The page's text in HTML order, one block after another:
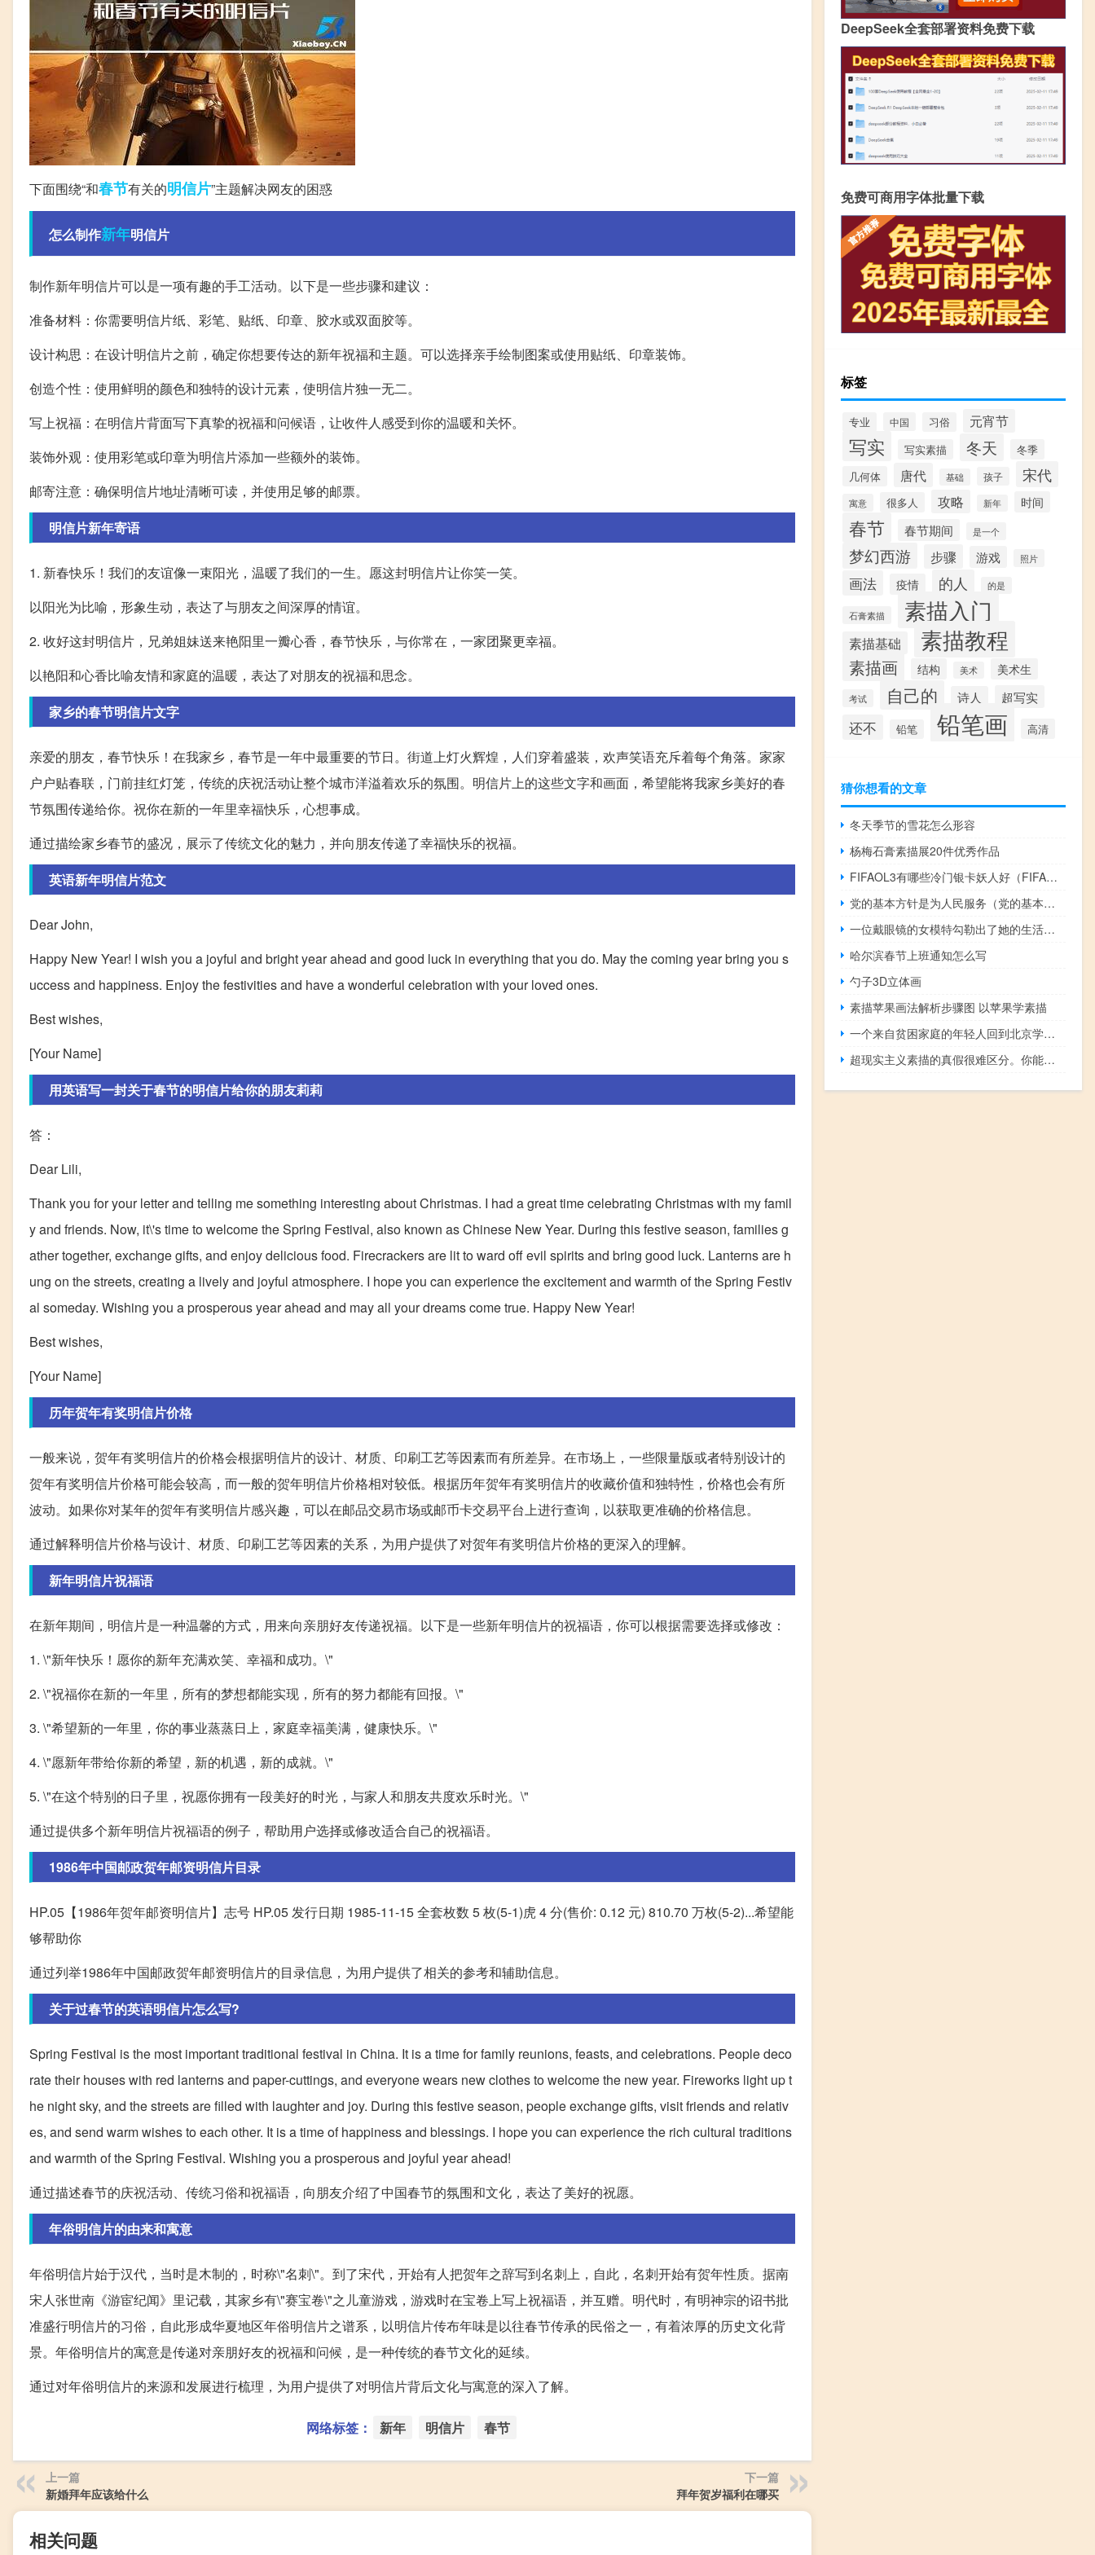
下面围绕“和春节有关的明信片”主题解决网友的困惑
怎么制作新年明信片
制作新年明信片可以是一项有趣的手工活动。以下是一些步骤和建议：
准备材料：你需要明信片纸、彩笔、贴纸、印章、胶水或双面胶等。
设计构思：在设计明信片之前，确定你想要传达的新年祝福和主题。可以选择亲手绘制图案或使用贴纸、印章装饰。
创造个性：使用鲜明的颜色和独特的设计元素，使明信片独一无二。
写上祝福：在明信片背面写下真挚的祝福和问候语，让收件人感受到你的温暖和关怀。
装饰外观：使用彩笔或印章为明信片添加一些额外的装饰。
邮寄注意：确保明信片地址清晰可读，并使用足够的邮票。
明信片新年寄语
1. 新春快乐！我们的友谊像一束阳光，温暖了我们的一生。愿这封明信片让你笑一笑。
以阳光为比喻，形象生动，表达了与朋友之间深厚的情谊。
2. 收好这封明信片，兄弟姐妹送来艳阳里一瓣心香，春节快乐，与你常在，一家团聚更幸福。
以艳阳和心香比喻友情和家庭的温暖，表达了对朋友的祝福和思念。
家乡的春节明信片文字
亲爱的朋友，春节快乐！在我家乡，春节是一年中最重要的节日。街道上灯火辉煌，人们穿着盛装，欢声笑语充斥着每个角落。家家
户户贴春联，门前挂红灯笼，传统的庆祝活动让整个城市洋溢着欢乐的氛围。明信片上的这些文字和画面，希望能将我家乡美好的春
节氛围传递给你。祝你在新的一年里幸福快乐，心想事成。
通过描绘家乡春节的盛况，展示了传统文化的魅力，并向朋友传递了幸福快乐的祝福。
英语新年明信片范文
Dear John,
Happy New Year! I wish you a joyful and bright year ahead and good luck in everything that you do. May the coming year bring you s
uccess and happiness. Enjoy the festivities and have a wonderful celebration with your loved ones.
Best wishes,
[Your Name]
用英语写一封关于春节的明信片给你的朋友莉莉
答：
Dear Lili,
Thank you for your letter and telling me something interesting about Christmas. I had a great time celebrating Christmas with my famil
y and friends. Now, it\'s time to welcome the Spring Festival, also known as Chinese New Year. During this festive season, families g
ather together, exchange gifts, and enjoy delicious food. Firecrackers are lit to ward off evil spirits and bring good luck. Lanterns are h
ung on the streets, creating a lively and joyful atmosphere. I hope you can experience the excitement and warmth of the Spring Festiv
al someday. Wishing you a prosperous year ahead and may all your dreams come true. Happy New Year!
Best wishes,
[Your Name]
历年贺年有奖明信片价格
一般来说，贺年有奖明信片的价格会根据明信片的设计、材质、印刷工艺等因素而有所差异。在市场上，一些限量版或者特别设计的
贺年有奖明信片价格可能会较高，而一般的贺年明信片价格相对较低。根据历年贺年有奖明信片的收藏价值和独特性，价格也会有所
波动。如果你对某年的贺年有奖明信片感兴趣，可以在邮品交易市场或邮币卡交易平台上进行查询，以获取更准确的价格信息。
通过解释明信片价格与设计、材质、印刷工艺等因素的关系，为用户提供了对贺年有奖明信片价格的更深入的理解。
新年明信片祝福语
在新年期间，明信片是一种温馨的方式，用来向亲朋好友传递祝福。以下是一些新年明信片的祝福语，你可以根据需要选择或修改：
1. \"新年快乐！愿你的新年充满欢笑、幸福和成功。\"
2. \"祝福你在新的一年里，所有的梦想都能实现，所有的努力都能有回报。\"
3. \"希望新的一年里，你的事业蒸蒸日上，家庭幸福美满，健康快乐。\"
4. \"愿新年带给你新的希望，新的机遇，新的成就。\"
5. \"在这个特别的日子里，祝愿你拥有一段美好的时光，与家人和朋友共度欢乐时光。\"
通过提供多个新年明信片祝福语的例子，帮助用户选择或修改适合自己的祝福语。
1986年中国邮政贺年邮资明信片目录
HP.05【1986年贺年邮资明信片】志号 HP.05 发行日期 1985-11-15 全套枚数 5 枚(5-1)虎 4 分(售价: 0.12 元) 810.70 万枚(5-2)...希望能
够帮助你
通过列举1986年中国邮政贺年邮资明信片的目录信息，为用户提供了相关的参考和辅助信息。
关于过春节的英语明信片怎么写?
Spring Festival is the most important traditional festival in China. It is a time for family reunions, feasts, and celebrations. People deco
rate their houses with red lanterns and paper-cuttings, and everyone wears new clothes to welcome the new year. Fireworks light up t
he night sky, and the streets are filled with laughter and joy. During this festive season, people exchange gifts, visit friends and relativ
es, and send warm wishes to each other. It is a time of happiness and blessings. I hope you can experience the rich cultural traditions
and warmth of the Spring Festival. Wishing you a prosperous and joyful year ahead!
通过描述春节的庆祝活动、传统习俗和祝福语，向朋友介绍了中国春节的氛围和文化，表达了美好的祝愿。
年俗明信片的由来和寓意
年俗明信片始于汉代，当时是木制的，时称\"名刺\"。到了宋代，开始有人把贺年之辞写到名刺上，自此，名刺开始有贺年性质。据南
宋人张世南《游宦纪闻》里记载，其家乡有\"赛宝卷\"之儿童游戏，游戏时在宝卷上写上祝福语，并互赠。明代时，有明神宗的诏书批
准盛行明信片的习俗，自此形成华夏地区年俗明信片之谱系，以明信片传布年味是以往春节传承的民俗之一，有着浓厚的历史文化背
景。年俗明信片的寓意是传递对亲朋好友的祝福和问候，是一种传统的春节文化的延续。
通过对年俗明信片的来源和发展进行梳理，为用户提供了对明信片背后文化与寓意的深入了解。
网络标签： 新年 明信片 春节
上一篇
新婚拜年应该给什么
下一篇
拜年贺岁福利在哪买
相关问题
DeepSeek全套部署资料免费下载
免费可商用字体批量下载
标签
专业 中国 习俗 元宵节
写实 写实素描 冬天
冬季
几何体
唐代 基础 孩子 宋代
寓意 很多人 攻略 新年 时间
春节 春节期间 是一个
梦幻西游 步骤 游戏 照片
画法 疫情 的人 的是
石膏素描 素描入门
素描基础 素描教程
素描画 结构 美术 美术生
考试 自己的 诗人 超写实
还不 铅笔 铅笔画 高清
猜你想看的文章
冬天季节的雪花怎么形容
杨梅石膏素描展20件优秀作品
FIFAOL3有哪些冷门银卡妖人好（FIFAOL3银卡控福利 冷门银卡妖人推荐）
党的基本方针是为人民服务（党的基本方针）
一位戴眼镜的女模特勾勒出了她的生活头像。
哈尔滨春节上班通知怎么写
勺子3D立体画
素描苹果画法解析步骤图 以苹果学素描
一个来自贫困家庭的年轻人回到北京学习美术三年，最后在中央美术学院获得第一名。
超现实主义素描的真假很难区分。你能分辨照片或草图吗？